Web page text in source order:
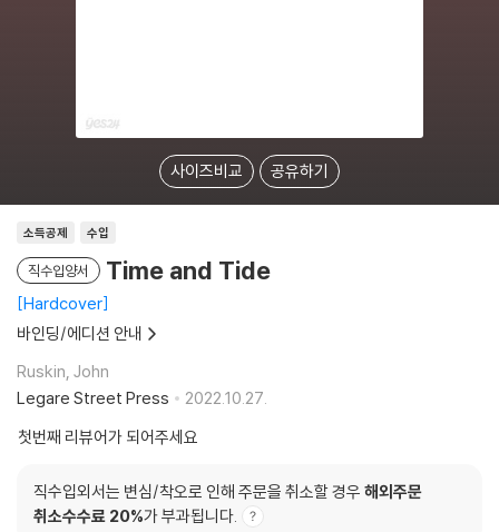
사이즈비교 공유하기
소득공제 수입
직수입양서 Time and Tide
Hardcover
바인딩/에디션 안내
Ruskin, John
Legare Street Press
2022.10.27.
첫번째 리뷰어가 되어주세요
직수입외서는 변심/착오로 인해 주문을 취소할 경우 해외주문
취소수수료 20%가 부과됩니다.